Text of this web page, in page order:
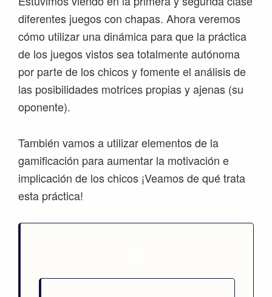
diferentes juegos con chapas. Ahora veremos
cómo utilizar una dinámica para que la práctica
de los juegos vistos sea totalmente autónoma
por parte de los chicos y fomente el análisis de
las posibilidades motrices propias y ajenas (su
oponente).
También vamos a utilizar elementos de la
gamificación para aumentar la motivación e
implicación de los chicos ¡Veamos de qué trata
esta práctica!